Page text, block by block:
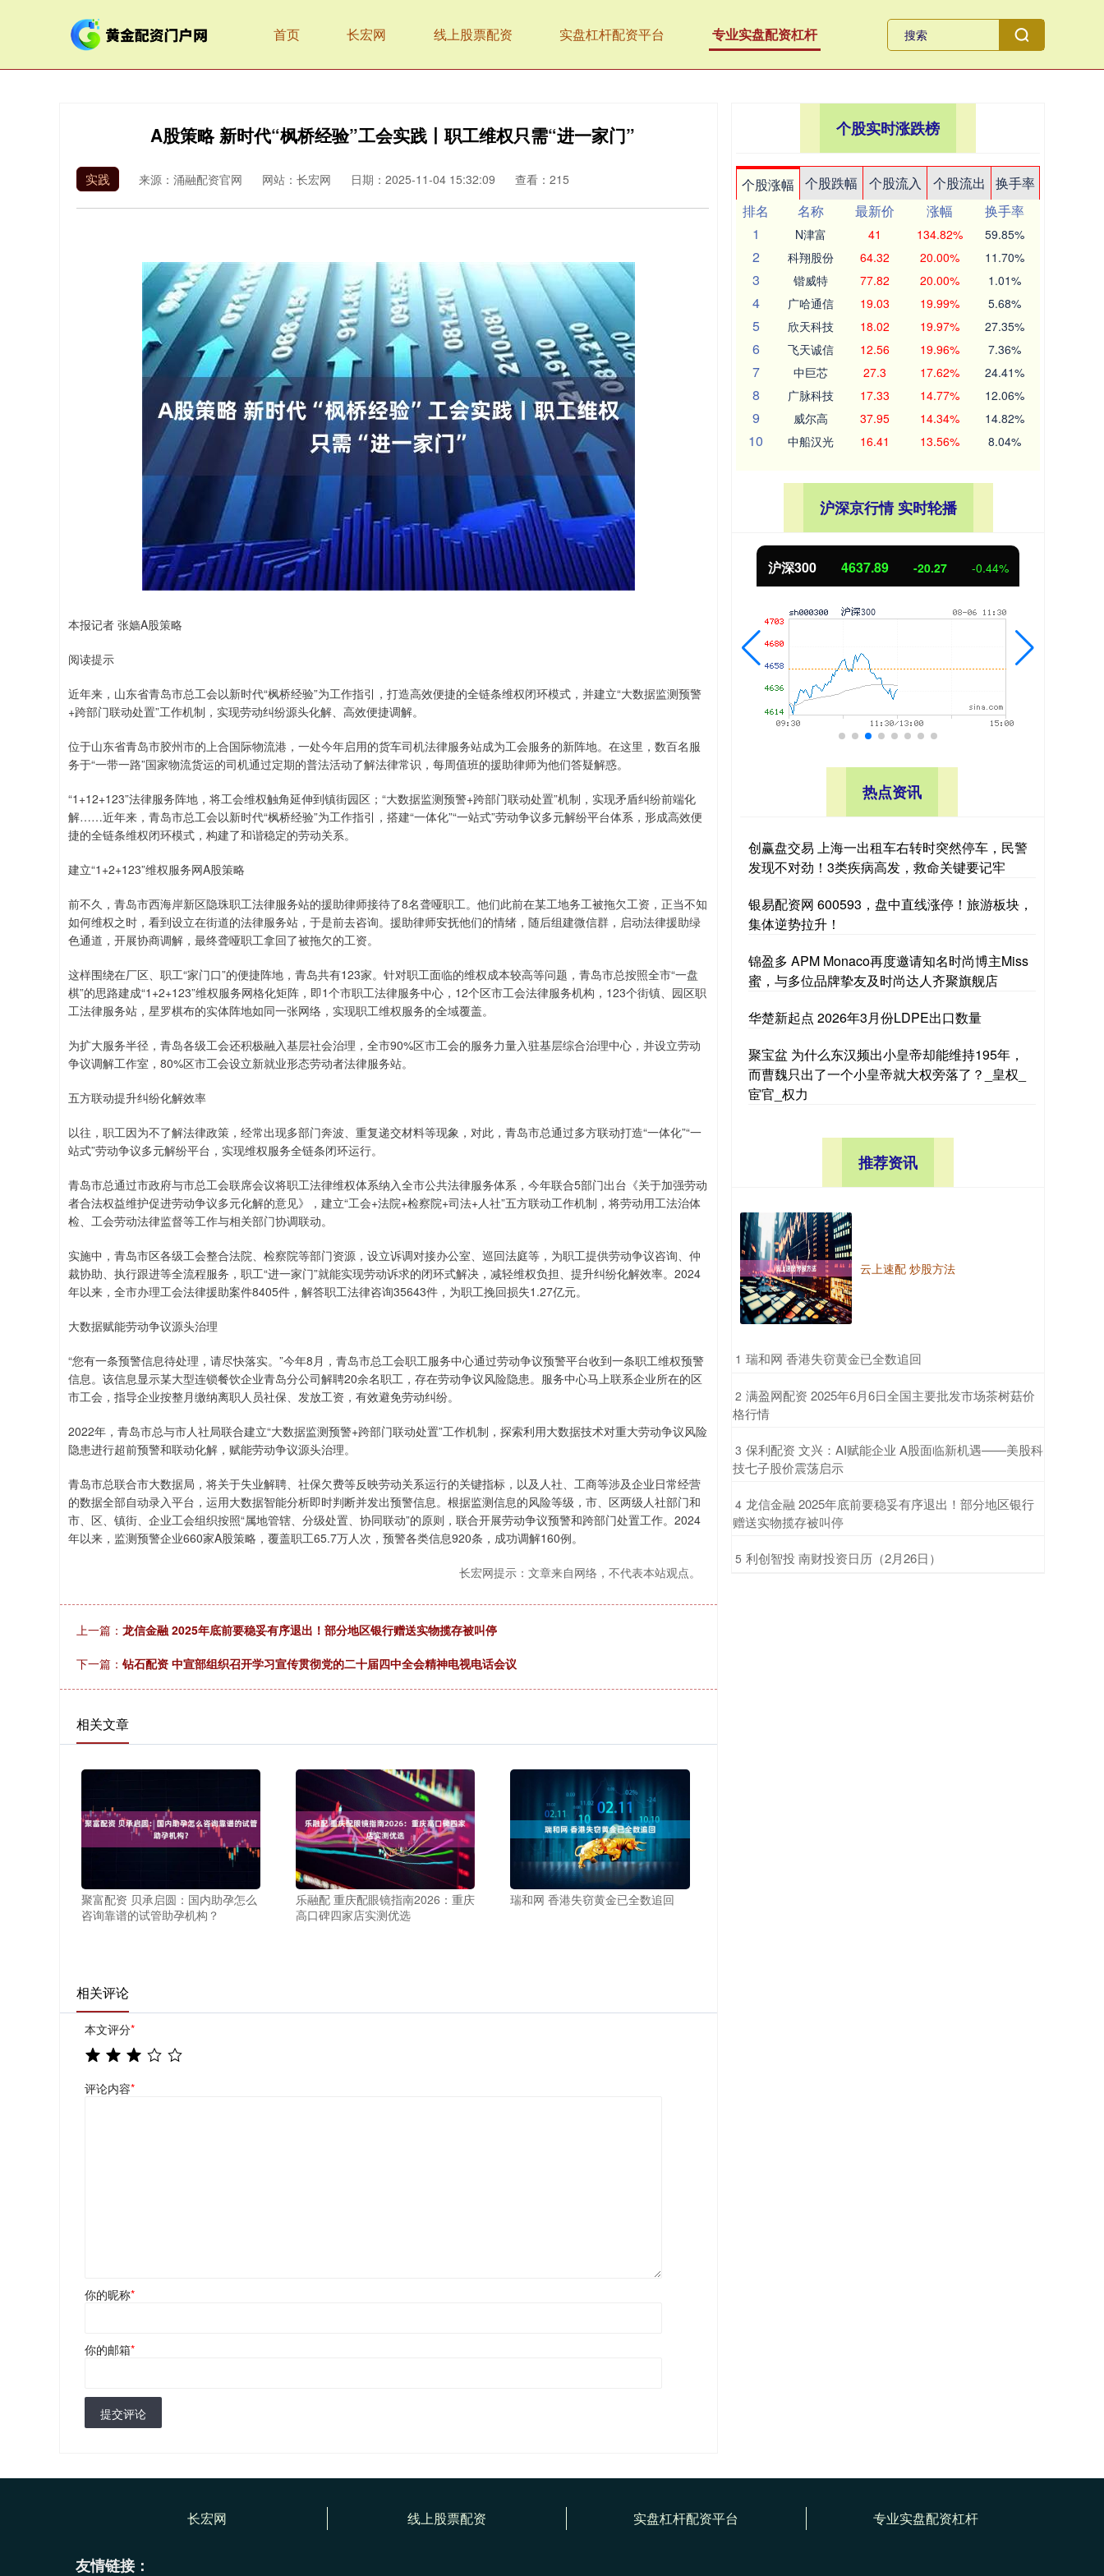
首页 长宏网 线上股票配资 实盘杠杆配资平台 专业实盘配资杠杆
A股策略 新时代“枫桥经验”工会实践丨职工维权只需“进一家门”
实践 来源：涌融配资官网 网站：长宏网 日期：2025-11-04 15:32:09 查看：215
本报记者 张嫱A股策略
阅读提示
近年来，山东省青岛市总工会以新时代“枫桥经验”为工作指引，打造高效便捷的全链条维权闭环模式，并建立“大数据监测预警
+跨部门联动处置”工作机制，实现劳动纠纷源头化解、高效便捷调解。
位于山东省青岛市胶州市的上合国际物流港，一处今年启用的货车司机法律服务站成为工会服务的新阵地。在这里，数百名服
务于“一带一路”国家物流货运的司机通过定期的普法活动了解法律常识，每周值班的援助律师为他们答疑解惑。
“1+12+123”法律服务阵地，将工会维权触角延伸到镇街园区；“大数据监测预警+跨部门联动处置”机制，实现矛盾纠纷前端化
解……近年来，青岛市总工会以新时代“枫桥经验”为工作指引，搭建“一体化”“一站式”劳动争议多元解纷平台体系，形成高效便
捷的全链条维权闭环模式，构建了和谐稳定的劳动关系。
建立“1+2+123”维权服务网A股策略
前不久，青岛市西海岸新区隐珠职工法律服务站的援助律师接待了8名聋哑职工。他们此前在某工地务工被拖欠工资，正当不知
如何维权之时，看到设立在街道的法律服务站，于是前去咨询。援助律师安抚他们的情绪，随后组建微信群，启动法律援助绿
色通道，开展协商调解，最终聋哑职工拿回了被拖欠的工资。
这样围绕在厂区、职工“家门口”的便捷阵地，青岛共有123家。针对职工面临的维权成本较高等问题，青岛市总按照全市“一盘
棋”的思路建成“1+2+123”维权服务网格化矩阵，即1个市职工法律服务中心，12个区市工会法律服务机构，123个街镇、园区职
工法律服务站，星罗棋布的实体阵地如同一张网络，实现职工维权服务的全域覆盖。
为扩大服务半径，青岛各级工会还积极融入基层社会治理，全市90%区市工会的服务力量入驻基层综合治理中心，并设立劳动
争议调解工作室，80%区市工会设立新就业形态劳动者法律服务站。
五方联动提升纠纷化解效率
以往，职工因为不了解法律政策，经常出现多部门奔波、重复递交材料等现象，对此，青岛市总通过多方联动打造“一体化”“一
站式”劳动争议多元解纷平台，实现维权服务全链条闭环运行。
青岛市总通过市政府与市总工会联席会议将职工法律维权体系纳入全市公共法律服务体系，今年联合5部门出台《关于加强劳动
者合法权益维护促进劳动争议多元化解的意见》，建立“工会+法院+检察院+司法+人社”五方联动工作机制，将劳动用工法治体
检、工会劳动法律监督等工作与相关部门协调联动。
实施中，青岛市区各级工会整合法院、检察院等部门资源，设立诉调对接办公室、巡回法庭等，为职工提供劳动争议咨询、仲
裁协助、执行跟进等全流程服务，职工“进一家门”就能实现劳动诉求的闭环式解决，减轻维权负担、提升纠纷化解效率。2024
年以来，全市办理工会法律援助案件8405件，解答职工法律咨询35643件，为职工挽回损失1.27亿元。
大数据赋能劳动争议源头治理
“您有一条预警信息待处理，请尽快落实。”今年8月，青岛市总工会职工服务中心通过劳动争议预警平台收到一条职工维权预警
信息。该信息显示某大型连锁餐饮企业青岛分公司解聘20余名职工，存在劳动争议风险隐患。服务中心马上联系企业所在的区
市工会，指导企业按整月缴纳离职人员社保、发放工资，有效避免劳动纠纷。
2022年，青岛市总与市人社局联合建立“大数据监测预警+跨部门联动处置”工作机制，探索利用大数据技术对重大劳动争议风险
隐患进行超前预警和联动化解，赋能劳动争议源头治理。
青岛市总联合市大数据局，将关于失业解聘、社保欠费等反映劳动关系运行的关键指标，以及人社、工商等涉及企业日常经营
的数据全部自动录入平台，运用大数据智能分析即时判断并发出预警信息。根据监测信息的风险等级，市、区两级人社部门和
市、区、镇街、企业工会组织按照“属地管辖、分级处置、协同联动”的原则，联合开展劳动争议预警和跨部门处置工作。2024
年以来，监测预警企业660家A股策略，覆盖职工65.7万人次，预警各类信息920条，成功调解160例。
长宏网提示：文章来自网络，不代表本站观点。
上一篇： 龙信金融 2025年底前要稳妥有序退出！部分地区银行赠送实物揽存被叫停
下一篇： 钻石配资 中宣部组织召开学习宣传贯彻党的二十届四中全会精神电视电话会议
相关文章
聚富配资 贝承启圆：国内助孕怎么
咨询靠谱的试管助孕机构？
乐融配 重庆配眼镜指南2026：重庆
高口碑四家店实测优选
瑞和网 香港失窃黄金已全数追回
相关评论
本文评分*
评论内容*
你的昵称*
你的邮箱*
提交评论
个股实时涨跌榜
个股涨幅 个股跌幅 个股流入 个股流出
换手率
排名
名称 最新价 涨幅
换手率
1
N津富 41 134.82% 59.85%
2 科翔股份 64.32 20.00% 11.70%
3 锴威特 77.82 20.00% 1.01%
4 广哈通信 19.03 19.99% 5.68%
5 欣天科技 18.02 19.97% 27.35%
6 飞天诚信 12.56 19.96% 7.36%
7 中巨芯 27.3 17.62% 24.41%
8 广脉科技 17.33 14.77% 12.06%
9 威尔高 37.95 14.34% 14.82%
10 中船汉光 16.41 13.56% 8.04%
沪深京行情 实时轮播
深证成指 14070.78 -73.43 -0.52% 沪深300 4637.89 -20.27 北证50 1115.17 -4.29 -0.38%
热点资讯
创赢盘交易 上海一出租车右转时突然停车，民警
发现不对劲！3类疾病高发，救命关键要记牢
银易配资网 600593，盘中直线涨停！旅游板块，
集体逆势拉升！
锦盈多 APM Monaco再度邀请知名时尚博主Miss
蜜，与多位品牌挚友及时尚达人齐聚旗舰店
华楚新起点 2026年3月份LDPE出口数量
聚宝盆 为什么东汉频出小皇帝却能维持195年，
而曹魏只出了一个小皇帝就大权旁落了？_皇权_
宦官_权力
推荐资讯
云上速配 炒股方法
1 ​瑞和网 香港失窃黄金已全数追回
2 ​满盈网配资 2025年6月6日全国主要批发市场茶树菇价
格行情
3 ​保利配资 文兴：AI赋能企业 A股面临新机遇——美股科
技七子股价震荡启示
4 ​龙信金融 2025年底前要稳妥有序退出！部分地区银行
赠送实物揽存被叫停
5 ​利创智投 南财投资日历（2月26日）
长宏网 线上股票配资 实盘杠杆配资平台 专业实盘配资杠杆
友情链接：